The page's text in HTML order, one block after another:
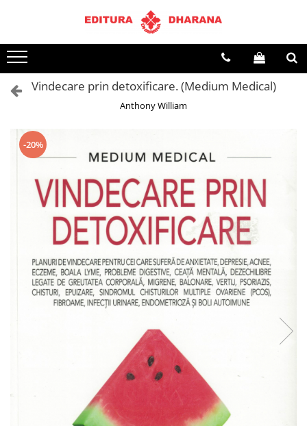
Terapii
Dietoterapie
Vindecare prin detoxificare. (Medium Medical)
Anthony William
-20%